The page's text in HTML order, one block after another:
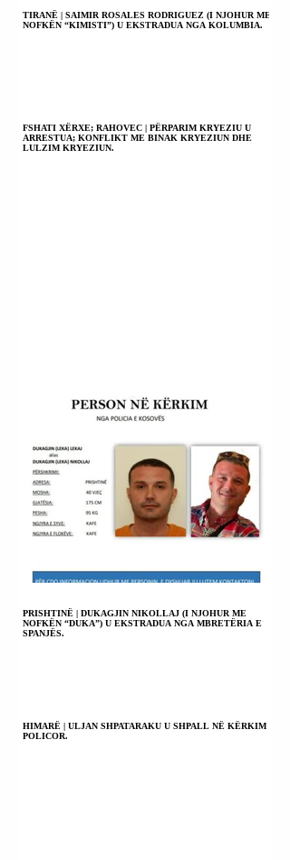
TIRANË | SAIMIR ROSALES RODRIGUEZ (I NJOHUR ME
NOFKËN “KIMISTI”) U EKSTRADUA NGA KOLUMBIA.
FSHATI XËRXE; RAHOVEC | PËRPARIM KRYEZIU U
ARRESTUA; KONFLIKT ME BINAK KRYEZIUN DHE
LULZIM KRYEZIUN.
PRISHTINË | DUKAGJIN NIKOLLAJ (I NJOHUR ME
NOFKËN “DUKA”) U EKSTRADUA NGA MBRETËRIA E
SPANJËS.
HIMARË | ULJAN SHPATARAKU U SHPALL NË KËRKIM
POLICOR.